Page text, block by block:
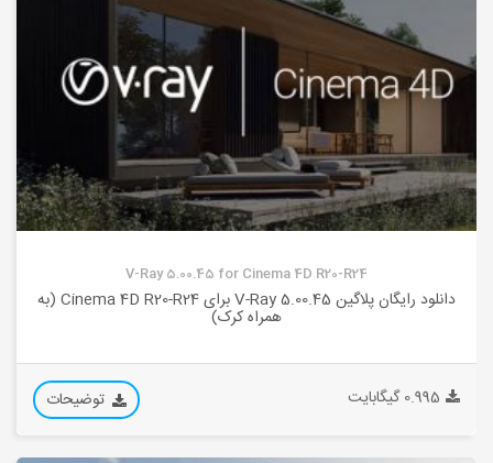
V-Ray 5.00.45 for Cinema 4D R20-R24
دانلود رایگان پلاگین V-Ray 5.00.45 برای Cinema 4D R20-R24 (به
همراه کرک)
0.995 گیگابایت توضیحات